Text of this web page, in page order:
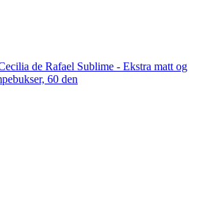
de Rafael Sublime - Ekstra matt og
60 den